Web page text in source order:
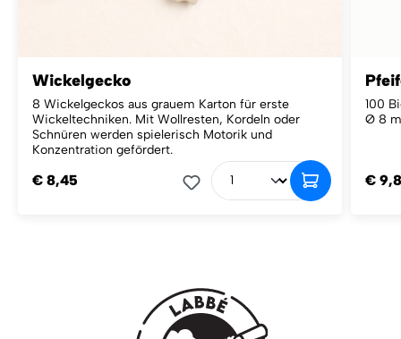
Wickelgecko
8 Wickelgeckos aus grauem Karton für erste
Wickeltechniken. Mit Wollresten, Kordeln oder
Schnüren werden spielerisch Motorik und
Konzentration gefördert.
€ 8,45
100
Ø 8
€